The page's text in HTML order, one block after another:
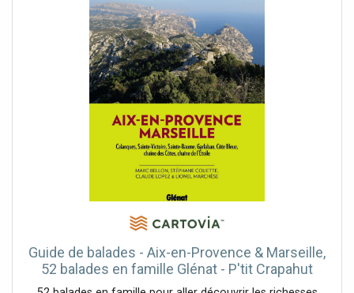
Guide de balades - Aix-en-Provence & Marseille,
52 balades en famille Glénat - P'tit Crapahut